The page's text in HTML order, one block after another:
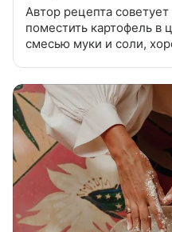
Автор рецепта
поместить картофель в
смесью муки и соли,